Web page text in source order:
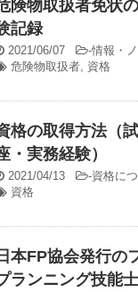
険物取扱者免状
記録
2021/06/07 -情報・
危険物取扱者 資格
格の取得方法（
・実務経験）
2021/04/13 -資格に
資格
本FP協会発行の
ランニング技能